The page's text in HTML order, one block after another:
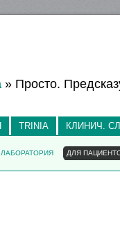
» Просто.
TRINIA КЛИНИЧ.
ДЛЯ